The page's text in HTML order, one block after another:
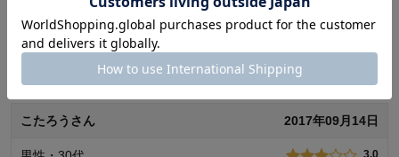
なもの三箇所、しかも取れないです！ もうまた組み立てるのは
面倒なので、そのまま使います。しっかり検品してください！
6 人が参考になりました
こたろうさん 2017年09月14日